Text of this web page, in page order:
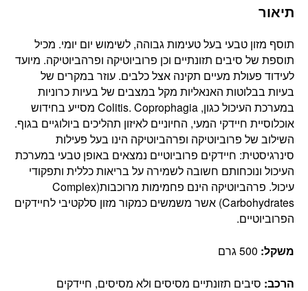
תיאור
תוסף מזון טבעי בעל טעימות גבוהה, לשימוש יום יומי. מכיל
תוספת של סיבים תזונתיים וכן פרוביוטיקה ופרהביוטיקה. מיועד
לעידוד פעולת מעיים תקינה אצל כלבים. עוזר במקרים של
בעיות בבלוטות האנאליות מקל במצבים של בעיות כרוניות
במערכת העיכול כגון, Colitis. Coprophagia מסייע בחידוש
אוכלוסיית חיידקי המעי, החיוניים לאיזון תהליכים ביולוגיים בגוף.
השילוב של פרוביוטיקה ופרהביוטיקה הינו בעל פעילות
סינרגיסטית: חיידקים פרוביוטיים נמצאים באופן טבעי במערכת
העיכול ונוכחותם חשובה לשמירה על בריאות כללית ותפקודי
עיכול. פרהביוטיקה הינם פחמימות מרוכבות(Complex
Carbohydrates) אשר משמשים כמקור מזון סלקטיבי לחיידקים
הפרוביוטיים.
משקל:
הרכב: סיבים תזונתיים מסיסים ולא מסיסים, חיידקים